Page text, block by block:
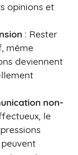
opinions et
: Rester
même
deviennent
non-
le